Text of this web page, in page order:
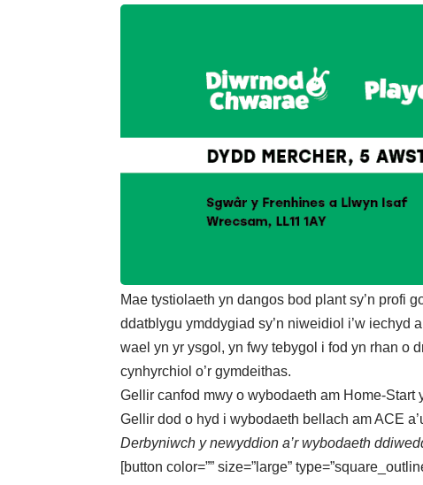
Mae tystiolaeth yn dangos bod plant sy’n profi
ddatblygu ymddygiad sy’n niweidiol i’w iechyd
wael yn yr ysgol, yn fwy tebygol i fod yn rhan o
cynhyrchiol o’r gymdeithas.
Gellir canfod mwy o wybodaeth am Home-Start
Gellir dod o hyd i wybodaeth bellach am ACE
Derbyniwch y newyddion a’r wybodaeth
[button color=”” size=”large”